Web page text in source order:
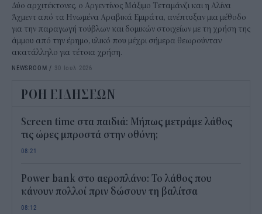
Δύο αρχιτέκτονες, ο Αργεντίνος Μάξιμο Τεταμάνζι και η Αλίνα
Άχμεντ από τα Ηνωμένα Αραβικά Εμιράτα, ανέπτυξαν μια μέθοδο
για την παραγωγή τούβλων και δομικών στοιχείων με τη χρήση της
άμμου από την έρημο, υλικό που μέχρι σήμερα θεωρούνταν
ακατάλληλο για τέτοια χρήση.
NEWSROOM / 30 Ιουλ 2026
ΡΟΗ ΕΙΔΗΣΕΩΝ
Screen time στα παιδιά: Μήπως μετράμε λάθος
τις ώρες μπροστά στην οθόνη;
08:21
Power bank στο αεροπλάνο: Το λάθος που
κάνουν πολλοί πριν δώσουν τη βαλίτσα
08:12